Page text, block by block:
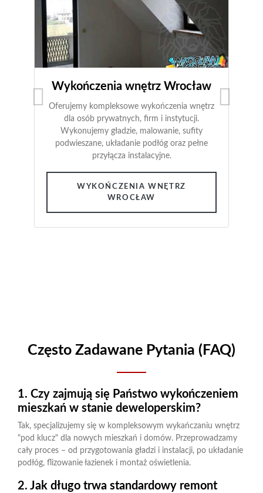
Wykończenia wnętrz Wrocław
Oferujemy kompleksowe wykończenia wnętrz
dla osób prywatnych, firm i instytucji.
Wykonujemy gładzie, malowanie, sufity
podwieszane, układanie podłóg oraz pełne
przyłącza instalacyjne.
WYKOŃCZENIA WNĘTRZ
WROCŁAW
Często Zadawane Pytania (FAQ)
1. Czy zajmują się Państwo wykończeniem
mieszkań w stanie deweloperskim?
Tak, specjalizujemy się w kompleksowym wykańczaniu wnętrz
"pod klucz" dla nowych mieszkań i domów. Przeprowadzamy
cały proces – od przygotowania gładzi i instalacji, po układanie
podłóg, flizowanie łazienek i montaż oświetlenia.
2. Jak długo trwa standardowy remont